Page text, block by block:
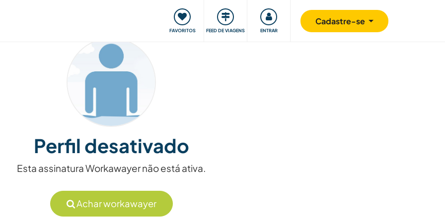
FAVORITOS FEED DE VIAGENS ENTRAR
Cadastre-se
Viaje e aprenda Comunidade Retribuindo Segurança
Perfil desativado
Esta assinatura Workawayer não está ativa.
Achar workawayer